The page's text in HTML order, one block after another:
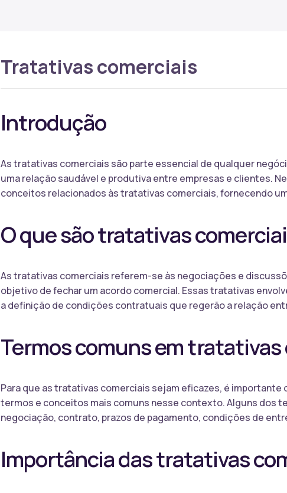
Tratativas comerciais
Introdução
As tratativas comerciais são parte essencial de qualquer
uma relação saudável e produtiva entre empresas e clientes.
conceitos relacionados às tratativas comerciais, fornecendo
O que são tratativas
As tratativas comerciais referem-se às negociações e
objetivo de fechar um acordo comercial. Essas tratativas
a definição de condições contratuais que regerão a relação
Termos comuns em
Para que as tratativas comerciais sejam eficazes, é
termos e conceitos mais comuns nesse contexto. Alguns dos
negociação, contrato, prazos de pagamento, condições de
Importância das tratativas